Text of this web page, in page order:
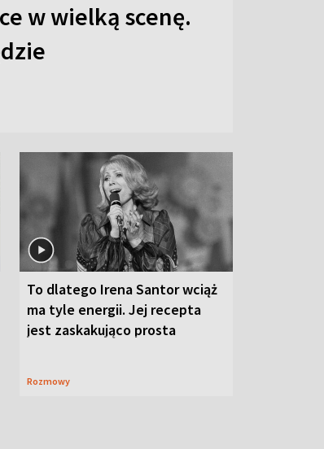
w wielką scenę.
To dlatego Irena Santor wciąż
ma tyle energii. Jej recepta
jest zaskakująco prosta
Rozmowy